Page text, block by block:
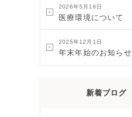
2026年5月16日
医療環境について
2025年12月1日
年末年始のお知らせ
新着ブログ